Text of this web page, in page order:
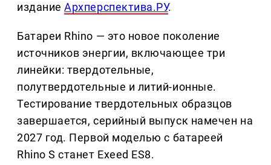
изданиеАрхперспектива.РУ.
Батареи Rhino — это новое поколение
источников энергии, включающее три
линейки: твердотельные,
полутвердотельные и литий-ионные.
Тестирование твердотельных образцов
завершается, серийный выпуск намечен на
2027 год. Первой моделью с батареей
Rhino S станет Exeed ES8.